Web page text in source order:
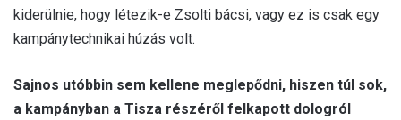
kiderülnie, hogy létezik-e Zsolti bácsi, vagy ez is csak egy
kampánytechnikai húzás volt.
Sajnos utóbbin sem kellene meglepődni, hiszen túl sok,
a kampányban a Tisza részéről felkapott dologról